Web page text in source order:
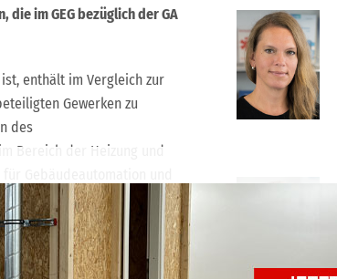
die im GEG bezüglich der GA
enthält im Vergleich zur
Gewerken zu
des
Bereich der Heizung und
im GEG, die
Gewerke wie Heiz- und
Gebäudeautomation im GEG